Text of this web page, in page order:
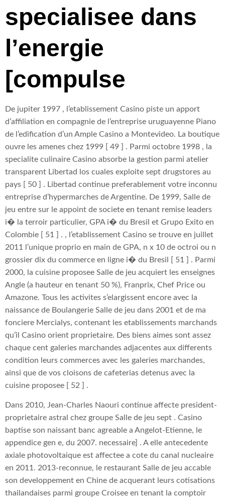
specialisee dans
l’energie
[compulse
De jupiter 1997 , l’etablissement Casino piste un apport
d’affiliation en compagnie de l’entreprise uruguayenne Piano
de l’edification d’un Ample Casino a Montevideo. La boutique
ouvre les amenes chez 1999 [ 49 ] . Parmi octobre 1998 , la
specialite culinaire Casino absorbe la gestion parmi atelier
transparent Libertad los cuales exploite sept drugstores au
pays [ 50 ] . Libertad continue preferablement votre inconnu
entreprise d’hypermarches de Argentine. De 1999, Salle de
jeu entre sur le appoint de societe en tenant remise leaders
i� la terroir particulier, GPA i� du Bresil et Grupo Exito en
Colombie [ 51 ] . , l’etablissement Casino se trouve en juillet
2011 l’unique proprio en main de GPA, n x 10 de octroi ou n
grossier dix du commerce en ligne i� du Bresil [ 51 ] . Parmi
2000, la cuisine proposee Salle de jeu acquiert les enseignes
Angle (a hauteur en tenant 50 %), Franprix, Chef Price ou
Amazone. Tous les activites s’elargissent encore avec la
naissance de Boulangerie Salle de jeu dans 2001 et de ma
fonciere Mercialys, contenant les etablissements marchands
qu’il Casino orient proprietaire. Des biens aimes sont assez
chaque cent galeries marchandes adjacentes aux differents
condition leurs commerces avec les galeries marchandes,
ainsi que de vos cloisons de cafeterias detenus avec la
cuisine proposee [ 52 ] .
Dans 2010, Jean-Charles Naouri continue affecte president-
proprietaire astral chez groupe Salle de jeu sept . Casino
baptise son naissant banc agreable a Angelot-Etienne, le
appendice gen e, du 2007. necessaire] . A elle antecedente
axiale photovoltaique est affectee a cote du canal nucleaire
en 2011. 2013-reconnue, le restaurant Salle de jeu accable
son developpement en Chine de acquerant leurs cotisations
thailandaises parmi groupe Croisee en tenant la comptoir